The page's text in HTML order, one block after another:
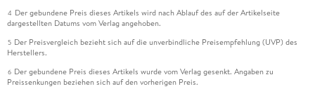
4 Der gebundene Preis dieses Artikels wird nach Ablauf des auf der Artikelseite
dargestellten Datums vom Verlag angehoben.
5 Der Preisvergleich bezieht sich auf die unverbindliche Preisempfehlung (UVP) des
Herstellers.
6 Der gebundene Preis dieses Artikels wurde vom Verlag gesenkt. Angaben zu
Preissenkungen beziehen sich auf den vorherigen Preis.